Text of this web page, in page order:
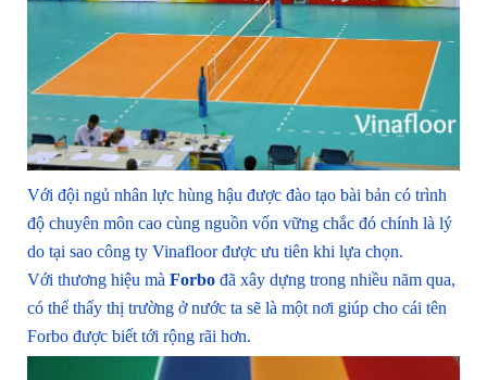
Với đội ngủ nhân lực hùng hậu được đào tạo bài bản có trình
độ chuyên môn cao cùng nguồn vốn vững chắc đó chính là lý
do tại sao công ty Vinafloor được ưu tiên khi lựa chọn.
Với thương hiệu mà Forbo đã xây dựng trong nhiều năm qua,
có thể thấy thị trường ở nước ta sẽ là một nơi giúp cho cái tên
Forbo được biết tới rộng rãi hơn.